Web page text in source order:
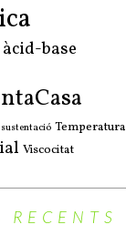
base
sustentació Temperatura
Viscocitat
RECENTS